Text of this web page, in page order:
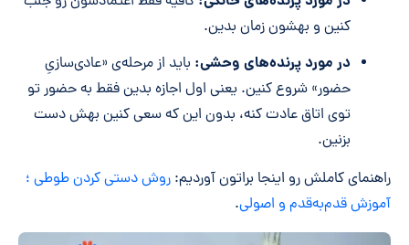
کنین و بهشون زمان بدین.
در مورد پرنده‌های وحشی: باید از مرحله‌ی «عادی‌سازیِ
حضور» شروع کنین. یعنی اول اجازه بدین فقط به حضور تو
توی اتاق عادت کنه، بدون این که سعی کنین بهش دست
بزنین.
راهنمای کاملش رو اینجا براتون آوردیم: روش دستی کردن طوطی ؛
آموزش قدم‌به‌قدم و اصولی.